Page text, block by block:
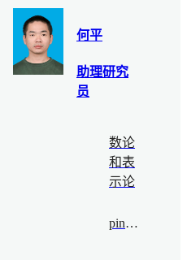
何平
助理研究
员
数论
和表
示论
pinghe@bimsa.cn